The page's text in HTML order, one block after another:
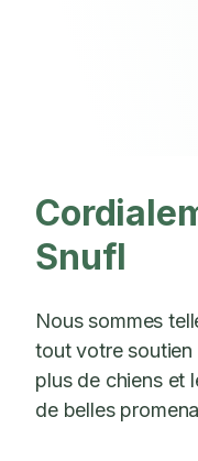
Snufl
Nous sommes
tout votre
plus de chiens et
de belles